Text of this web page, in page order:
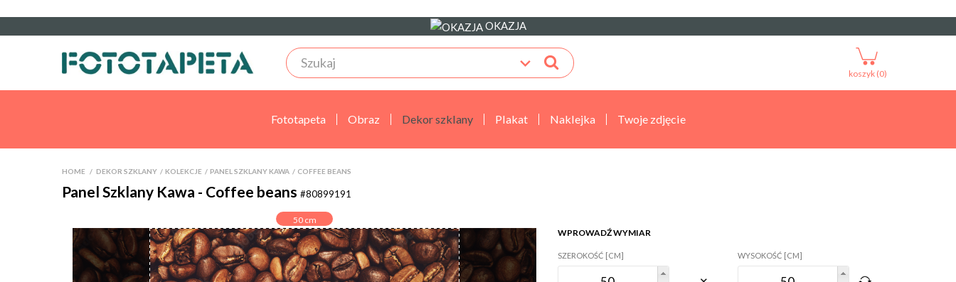
OKAZJA
koszyk (0)
Fototapeta Obraz Dekor szklany Plakat Naklejka Twoje zdjęcie
HOME DEKOR SZKLANY >KOLEKCJE >PANEL SZKLANY KAWA >COFFEE BEANS
Panel Szklany Kawa - Coffee beans #80899191
50cm
WPROWADŹ WYMIAR
SZEROKOŚĆ [CM] WYSOKOŚĆ [CM]